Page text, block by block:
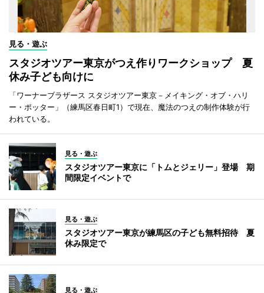
見る・遊ぶ
スタジオツアー東京がつえ作りワークショップ 夏
休み子ども向けに
「ワーナーブラザース スタジオツアー東京－メイキング・オブ・ハリ
ー・ポッター」（練馬区春日町1）で現在、魔法のつえの制作体験が行
われている。
見る・遊ぶ
スタジオツアー東京に「トムとジェリー」登場 期
間限定イベントで
見る・遊ぶ
スタジオツアー東京が練馬区の子ども無料招待 夏
休み限定で
見る・遊ぶ